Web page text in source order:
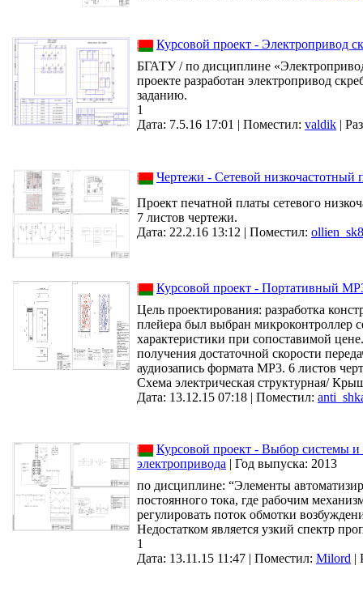
Курсовой проект - Электропривод
БГАТУ / по дисциплине
проекте разработан электропривод
заданию.
1
Дата: 7.5.16 17:01 | Поместил: valdik |
Чертежи - Сетевой низкочастотный
Проект печатной платы сетевого
7 листов чертежи.
Дата: 22.2.16 13:12 | Поместил: ollien_sk8
Курсовой проект - Портативный
Цель проектирования: разработка
плейера был выбран микроконтроллер
характеристики при сопоставимой
получения достаточной скорости
аудиозапись формата MP3. 6 листов
Схема электрическая структурная/
Дата: 13.12.15 07:18 | Поместил:
Курсовой проект - Выбор системы и
электропривода | Год выпуска: 2013
по дисциплине: “Элементы
постоянного тока, где рабочим
регулировать поток обмотки
Недостатком является узкий спектр
1
Дата: 13.11.15 11:47 | Поместил: Milord |